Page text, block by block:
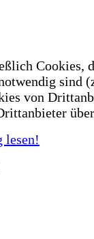
Cookies,
sind
von
lesen!